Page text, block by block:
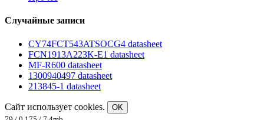
Случайные записи
CY74FCT543ATSOCG4 datasheet
FCN1913A223K-E1 datasheet
MF-R600 datasheet
1300940497 datasheet
213845-1 datasheet
Сайт использует cookies.
OK